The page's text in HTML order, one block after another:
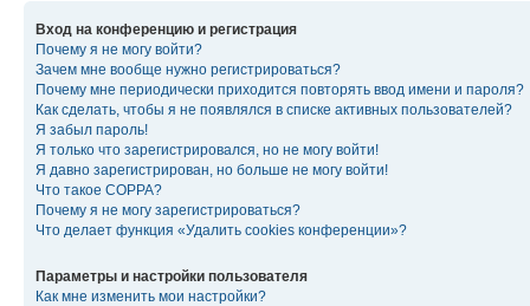
Вход на конференцию и регистрация
Почему я не могу войти?
Зачем мне вообще нужно регистрироваться?
Почему мне периодически приходится повторять ввод имени и пароля?
Как сделать, чтобы я не появлялся в списке активных пользователей?
Я забыл пароль!
Я только что зарегистрировался, но не могу войти!
Я давно зарегистрирован, но больше не могу войти!
Что такое COPPA?
Почему я не могу зарегистрироваться?
Что делает функция «Удалить cookies конференции»?
Параметры и настройки пользователя
Как мне изменить мои настройки?